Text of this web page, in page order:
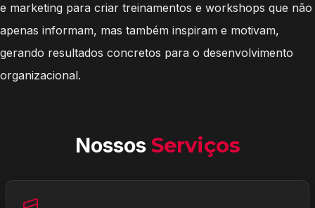
e marketing para criar treinamentos e workshops que não
apenas informam, mas também inspiram e motivam,
gerando resultados concretos para o desenvolvimento
organizacional.
Nossos Serviços